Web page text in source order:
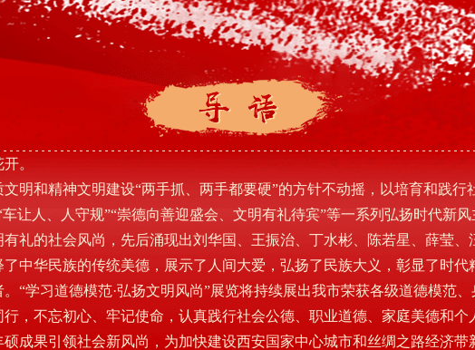
。
明和精神文明建设“两手抓、两手都要硬”的方针不动摇，以培育和践
让人、人守规”“崇德向善迎盛会、文明有礼待宾”等一系列弘扬时代新
礼的社会风尚，先后涌现出刘华国、王振治、丁水彬、陈若星、薛莹、
中华民族的传统美德，展示了人间大爱，弘扬了民族大义，彰显了时代
“学习道德模范·弘扬文明风尚”展览将持续展出我市荣获各级道德模范
，不忘初心、牢记使命，认真践行社会公德、职业道德、家庭美德和
成果引领社会新风尚，为加快建设西安国家中心城市和丝绸之路经济带